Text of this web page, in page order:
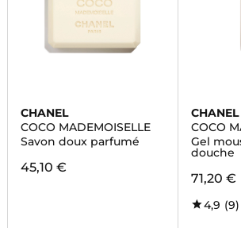
CHANEL
COCO MADEMOISELLE
Savon doux parfumé
45,10 €
CHANEL
COCO
Gel
douche
71,20 €
4,9 (9)